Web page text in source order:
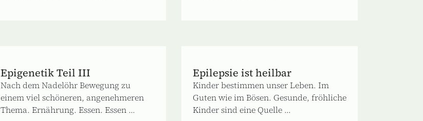
Epigenetik Teil III
Nach dem Nadelöhr Bewegung zu
einem viel schöneren, angenehmeren
Thema. Ernährung. Essen. Essen ...
Epilepsie ist heilbar
Kinder bestimmen unser Leben. Im
Guten wie im Bösen. Gesunde, fröhliche
Kinder sind eine Quelle ...